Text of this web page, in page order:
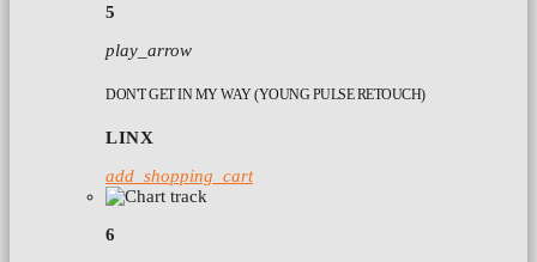
5
play_arrow
DON'T GET IN MY WAY (YOUNG PULSE RETOUCH)
LINX
add_shopping_cart
6